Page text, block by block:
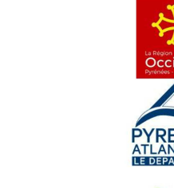
Diu Negre -
Carpentèr -
Rosemonde e